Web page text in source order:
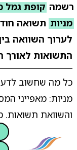
רשמה קופת גמל
מניות תשואה
לערוך השוואה
התשואות לאורך
כל מה שחשוב
מניות: מאפייני
והשוואת תשואות.